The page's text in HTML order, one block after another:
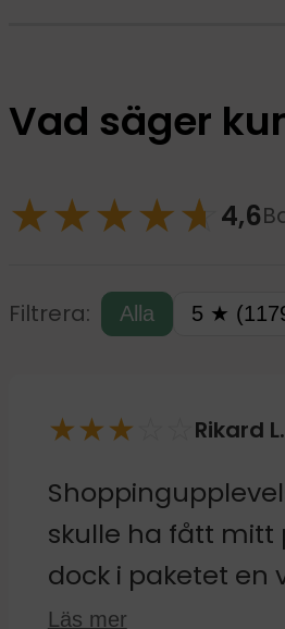
Vad säger
★★★★☆
★ 4,6
Filtrera: Alla 5 ★
★★★ Rikard L.
skulle ha fått mitt
dock i paketet en
resa bort på
Läs mer